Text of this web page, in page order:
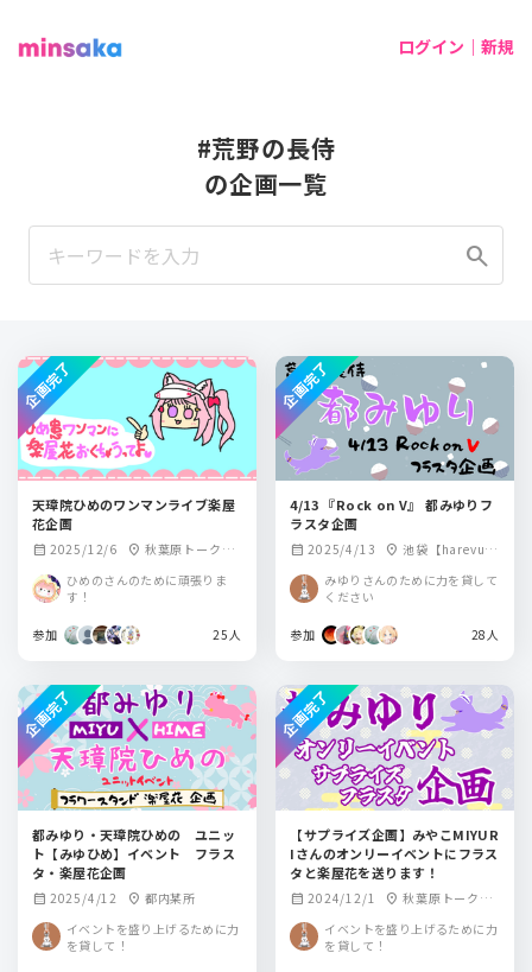
ログイン｜新規
#荒野の長侍
の企画一覧
search
天璋院ひめのワンマンライブ楽屋
花企画
calendar_month 2025/12/6 location_on 秋葉原トークラ
tch
ひめのさんのために頑張りま
す！
参加 25人
企画完了
4/13 『Rock on V』 都みゆりフ
ラスタ企画
calendar_month 2025/4/13 location_on 池袋【harevuta
みゆりさんのために力を貸して
ください
参加 28人
企画完了
都みゆり・天璋院ひめの ユニッ
ト【みゆひめ】イベント フラス
タ・楽屋花企画
calendar_month 2025/4/12 location_on 都内某所
イベントを盛り上げるために力
を貸して！
企画完了
【サプライズ企画】みやこMIYUR
Iさんのオンリーイベントにフラス
タと楽屋花を送ります！
calendar_month 2024/12/1 location_on 秋葉原トークラ
tch
イベントを盛り上げるために力
を貸して！
企画完了